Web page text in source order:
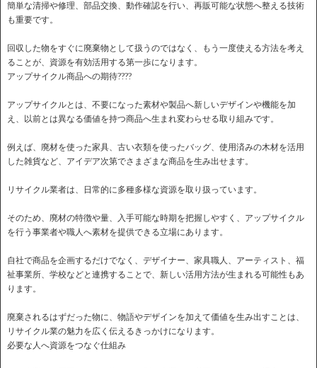
簡単な清掃や修理、部品交換、動作確認を行い、再販可能な状態へ整える技術
も重要です。
回収した物をすぐに廃棄物として扱うのではなく、もう一度使える方法を考え
ることが、資源を有効活用する第一歩になります。
アップサイクル商品への期待????
アップサイクルとは、不要になった素材や製品へ新しいデザインや機能を加
え、以前とは異なる価値を持つ商品へ生まれ変わらせる取り組みです。
例えば、廃材を使った家具、古い衣類を使ったバッグ、使用済みの木材を活用
した雑貨など、アイデア次第でさまざまな商品を生み出せます。
リサイクル業者は、日常的に多種多様な資源を取り扱っています。
そのため、廃材の特徴や量、入手可能な時期を把握しやすく、アップサイクル
を行う事業者や職人へ素材を提供できる立場にあります。
自社で商品を企画するだけでなく、デザイナー、家具職人、アーティスト、福
祉事業所、学校などと連携することで、新しい活用方法が生まれる可能性もあ
ります。
廃棄されるはずだった物に、物語やデザインを加えて価値を生み出すことは、
リサイクル業の魅力を広く伝えるきっかけになります。
必要な人へ資源をつなぐ仕組み